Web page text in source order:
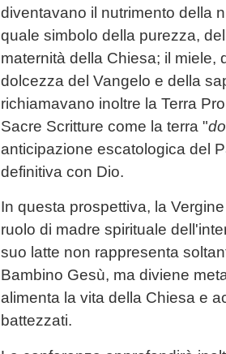
diventavano il nutrimento della
quale simbolo della purezza,
maternità della Chiesa; il miele,
dolcezza del Vangelo e della
richiamavano inoltre la Terra
Sacre Scritture come la terra "
anticipazione escatologica del
definitiva con Dio.
In questa prospettiva, la
ruolo di madre spirituale
suo latte non rappresenta
Bambino Gesù, ma diviene
alimenta la vita della Chiesa e
battezzati.